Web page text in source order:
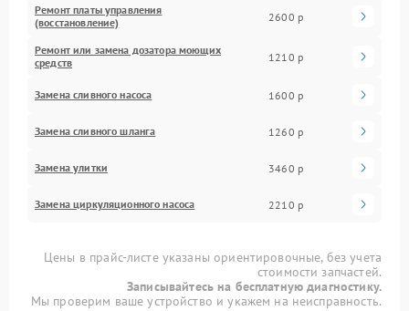
Ремонт платы управления
(восстановление)
2600 р
Ремонт или замена дозатора моющих
средств
1210 р
Замена сливного насоса 1600 р
Замена сливного шланга 1260 р
Замена улитки 3460 р
Замена циркуляционного насоса 2210 р
Цены в прайс-листе указаны ориентировочные, без учета
стоимости запчастей.
Записывайтесь на бесплатную диагностику.
Мы проверим ваше устройство и укажем на неисправность.